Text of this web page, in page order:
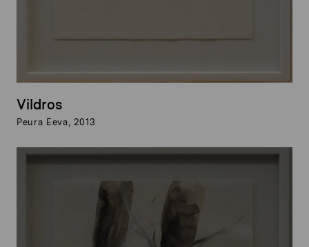
Vildros
Peura Eeva, 2013